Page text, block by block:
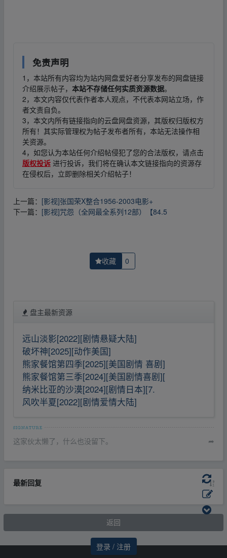
登录 / 注册
免责声明
1，本站所有内容均为站内网盘爱好者分享发布的网盘链接
介绍展示帖子， 本站不存储任何实质资源数据。
2，本文内容仅代表作者本人观点，不代表本网站立场，作
者文责自负。
3，本文内所有链接指向的云盘网盘资源，其版权归版权方
所有！其实际管理权为帖子发布者所有，本站无法操作相
关资源。
4，如您认为本站任何介绍帖侵犯了您的合法版权，请点击
版权投诉 进行投诉，我们将在确认本文链接指向的资源存
在侵权后，立即删除相关介绍帖子！
上一篇： [影视]张国荣X整合1956-2003电影+
下一篇： [影视]咒怨（全网最全系列12部）【84.5
收藏 0
盘主最新资源
远山淡影[2022][剧情悬疑大陆]
破坏神[2025][动作美国]
熊家餐馆第四季[2025][美国剧情 喜剧]
熊家餐馆第三季[2024][美国剧情喜剧][
纳米比亚的沙漠[2024][剧情日本][7.
风吹半夏[2022][剧情爱情大陆]
这家伙太懒了，什么也没留下。 ➦
最新回复
返回